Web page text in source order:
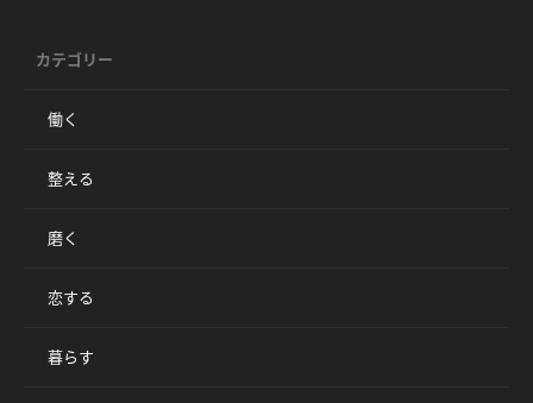
カテゴリー
働く
整える
磨く
恋する
暮らす